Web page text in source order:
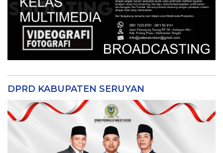
DPRD KABUPATEN SERUYAN